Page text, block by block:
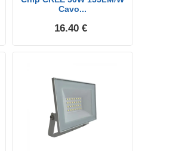
Cavo...
16.40 €